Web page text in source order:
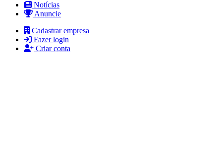
Notícias
Anuncie
Cadastrar empresa
Fazer login
Criar conta